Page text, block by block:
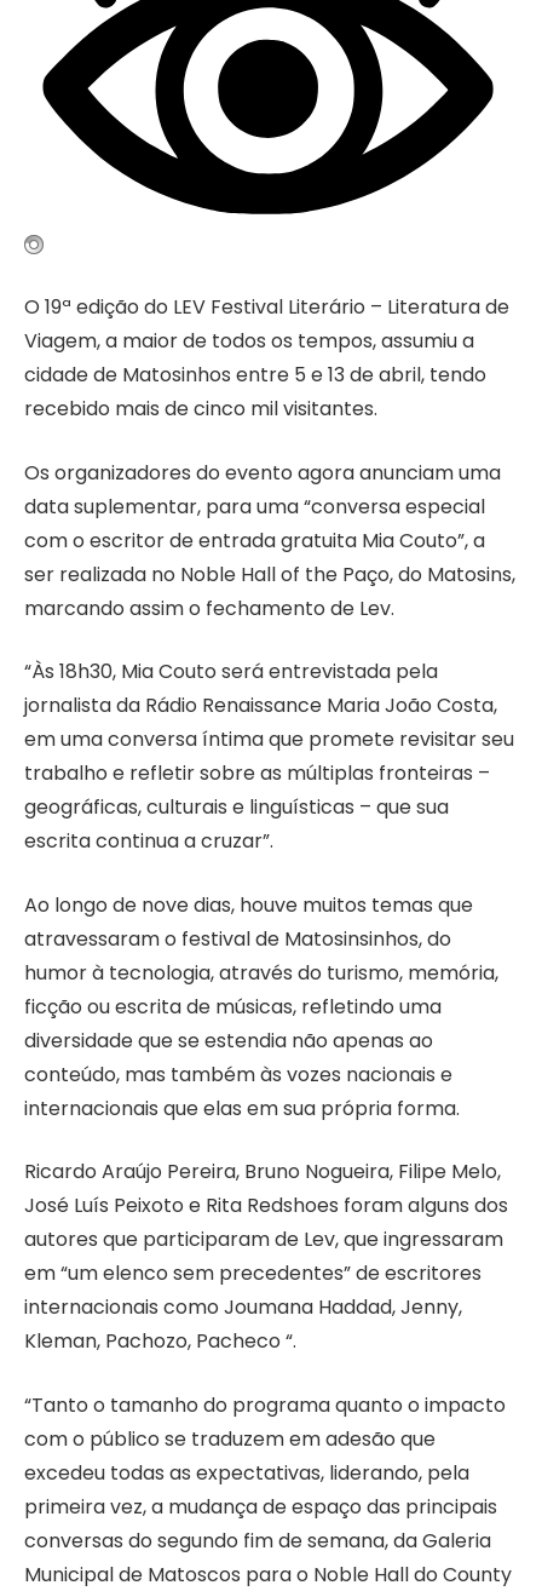
O 19ª edição do LEV Festival Literário – Literatura de
Viagem, a maior de todos os tempos, assumiu a
cidade de Matosinhos entre 5 e 13 de abril, tendo
recebido mais de cinco mil visitantes.
Os organizadores do evento agora anunciam uma
data suplementar, para uma “conversa especial
com o escritor de entrada gratuita Mia Couto”, a
ser realizada no Noble Hall of the Paço, do Matosins,
marcando assim o fechamento de Lev.
“Às 18h30, Mia Couto será entrevistada pela
jornalista da Rádio Renaissance Maria João Costa,
em uma conversa íntima que promete revisitar seu
trabalho e refletir sobre as múltiplas fronteiras –
geográficas, culturais e linguísticas – que sua
escrita continua a cruzar”.
Ao longo de nove dias, houve muitos temas que
atravessaram o festival de Matosinsinhos, do
humor à tecnologia, através do turismo, memória,
ficção ou escrita de músicas, refletindo uma
diversidade que se estendia não apenas ao
conteúdo, mas também às vozes nacionais e
internacionais que elas em sua própria forma.
Ricardo Araújo Pereira, Bruno Nogueira, Filipe Melo,
José Luís Peixoto e Rita Redshoes foram alguns dos
autores que participaram de Lev, que ingressaram
em “um elenco sem precedentes” de escritores
internacionais como Joumana Haddad, Jenny,
Kleman, Pachozo, Pacheco “.
“Tanto o tamanho do programa quanto o impacto
com o público se traduzem em adesão que
excedeu todas as expectativas, liderando, pela
primeira vez, a mudança de espaço das principais
conversas do segundo fim de semana, da Galeria
Municipal de Matoscos para o Noble Hall do County